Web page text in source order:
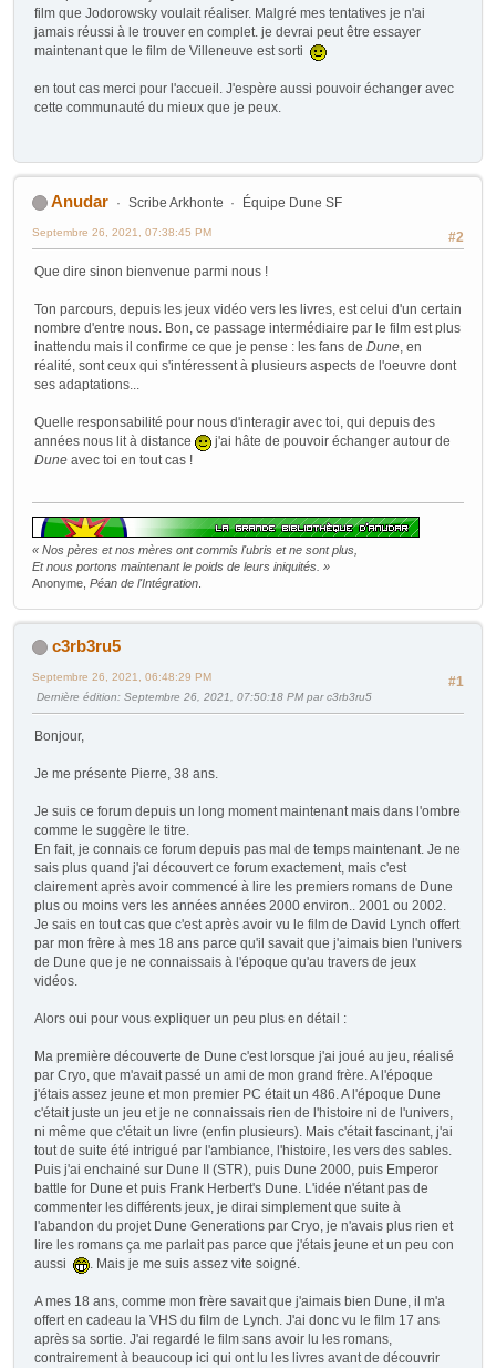
film que Jodorowsky voulait réaliser. Malgré mes tentatives je n'ai
jamais réussi à le trouver en complet. je devrai peut être essayer
maintenant que le film de Villeneuve est sorti
en tout cas merci pour l'accueil. J'espère aussi pouvoir échanger avec
cette communauté du mieux que je peux.
Anudar Scribe Arkhonte Équipe Dune SF
#2
Septembre 26, 2021, 07:38:45 PM
Que dire sinon bienvenue parmi nous !
Ton parcours, depuis les jeux vidéo vers les livres, est celui d'un certain
nombre d'entre nous. Bon, ce passage intermédiaire par le film est plus
inattendu mais il confirme ce que je pense : les fans de Dune, en
réalité, sont ceux qui s'intéressent à plusieurs aspects de l'oeuvre dont
ses adaptations...
Quelle responsabilité pour nous d'interagir avec toi, qui depuis des
années nous lit à distance
j'ai hâte de pouvoir échanger autour de
Dune avec toi en tout cas !
« Nos pères et nos mères ont commis l'ubris et ne sont plus,
Et nous portons maintenant le poids de leurs iniquités. »
Anonyme, Péan de l'Intégration
c3rb3ru5
#1
Septembre 26, 2021, 06:48:29 PM
Dernière édition: Septembre 26, 2021, 07:50:18 PM par c3rb3ru5
Bonjour,
Je me présente Pierre, 38 ans.
Je suis ce forum depuis un long moment maintenant mais dans l'ombre
comme le suggère le titre.
En fait, je connais ce forum depuis pas mal de temps maintenant. Je ne
sais plus quand j'ai découvert ce forum exactement, mais c'est
clairement après avoir commencé à lire les premiers romans de Dune
plus ou moins vers les années années 2000 environ.. 2001 ou 2002.
Je sais en tout cas que c'est après avoir vu le film de David Lynch offert
par mon frère à mes 18 ans parce qu'il savait que j'aimais bien l'univers
de Dune que je ne connaissais à l'époque qu'au travers de jeux
vidéos.
Alors oui pour vous expliquer un peu plus en détail :
Ma première découverte de Dune c'est lorsque j'ai joué au jeu, réalisé
par Cryo, que m'avait passé un ami de mon grand frère. A l'époque
j'étais assez jeune et mon premier PC était un 486. A l'époque Dune
c'était juste un jeu et je ne connaissais rien de l'histoire ni de l'univers,
ni même que c'était un livre (enfin plusieurs). Mais c'était fascinant, j'ai
tout de suite été intrigué par l'ambiance, l'histoire, les vers des sables.
Puis j'ai enchainé sur Dune II (STR), puis Dune 2000, puis Emperor
battle for Dune et puis Frank Herbert's Dune. L'idée n'étant pas de
commenter les différents jeux, je dirai simplement que suite à
l'abandon du projet Dune Generations par Cryo, je n'avais plus rien et
lire les romans ça me parlait pas parce que j'étais jeune et un peu con
aussi
. Mais je me suis assez vite soigné.
A mes 18 ans, comme mon frère savait que j'aimais bien Dune, il m'a
offert en cadeau la VHS du film de Lynch. J'ai donc vu le film 17 ans
après sa sortie. J'ai regardé le film sans avoir lu les romans,
contrairement à beaucoup ici qui ont lu les livres avant de découvrir